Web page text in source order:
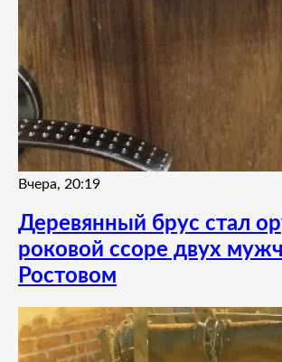
Вчера, 20:19
Деревянный брус стал
роковой ссоре двух
Ростовом